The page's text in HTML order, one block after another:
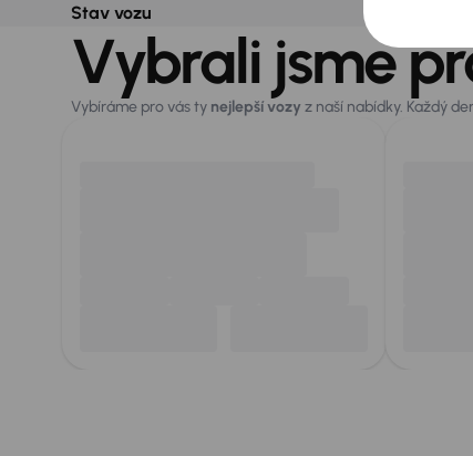
Stav vozu
Vybrali jsme
Vybíráme pro vás ty nejlepší vozy z naší nabídky. Každý